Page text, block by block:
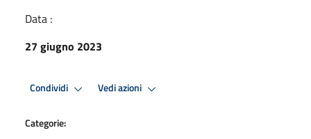
Data :
27 giugno 2023
Condividi Vedi azioni
Categorie: